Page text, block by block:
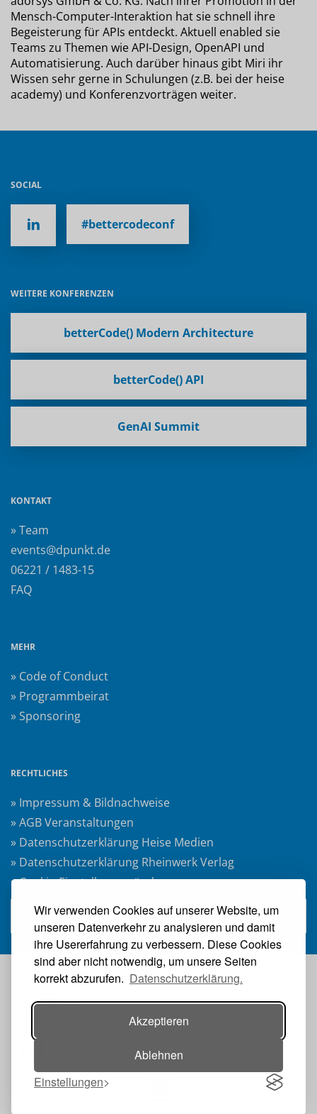
Wir verwenden Cookies auf unserer Website, um
unseren Datenverkehr zu analysieren und damit
ihre Usererfahrung zu verbessern. Diese Cookies
sind aber nicht notwendig, um unsere Seiten
korrekt abzurufen. Datenschutzerklärung.
Akzeptieren
Ablehnen
Einstellungen
Mensch-Computer-Interaktion hat sie schnell ihre
Begeisterung für APIs entdeckt. Aktuell enabled sie
Teams zu Themen wie API-Design, OpenAPI und
Automatisierung. Auch darüber hinaus gibt Miri ihr
Wissen sehr gerne in Schulungen (z.B. bei der heise
academy) und Konferenzvorträgen weiter.
SOCIAL
#bettercodeconf
WEITERE KONFERENZEN
betterCode() Modern Architecture
betterCode() API
GenAI Summit
KONTAKT
» Team
events@dpunkt.de
06221 / 1483-15
FAQ
MEHR
» Code of Conduct
» Programmbeirat
» Sponsoring
RECHTLICHES
» Impressum & Bildnachweise
» AGB Veranstaltungen
» Datenschutzerklärung Heise Medien
» Datenschutzerklärung Rheinwerk Verlag
» Cookie-Einstellungen ändern
» Vertrag widerrufen
VERANSTALTER: